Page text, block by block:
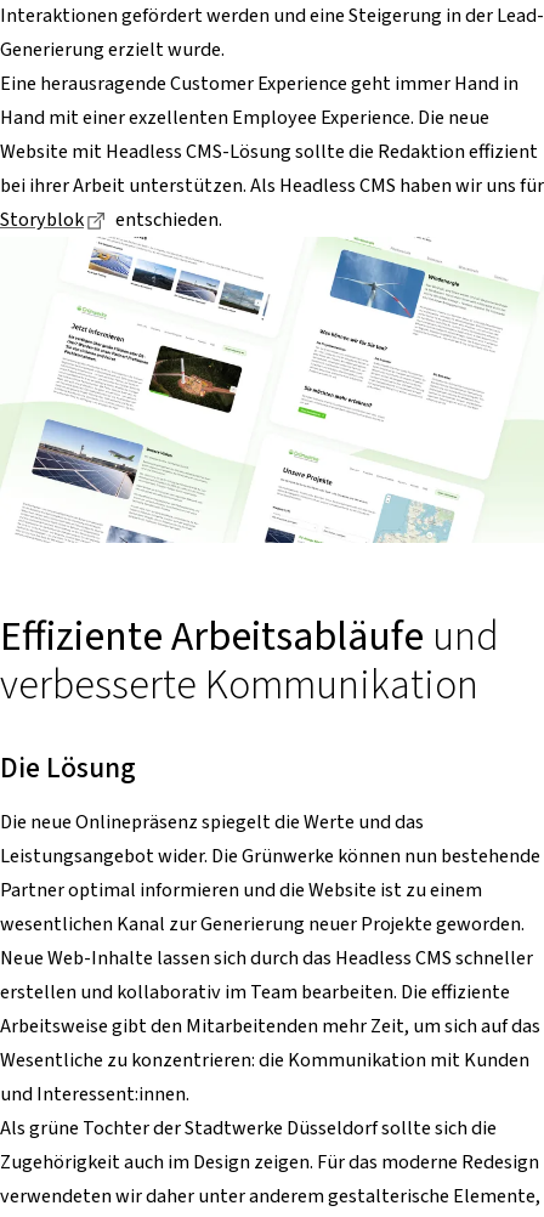
Interaktionen gefördert werden und eine Steigerung in der Lead-
Generierung erzielt wurde.
Eine herausragende Customer Experience geht immer Hand in
Hand mit einer exzellenten Employee Experience. Die neue
Website mit Headless CMS-Lösung sollte die Redaktion effizient
bei ihrer Arbeit unterstützen. Als Headless CMS haben wir uns für
Storyblok
Dieser Link führt zu einer externen Seite
entschieden.
Effiziente Arbeitsabläufe und
verbesserte Kommunikation
Die Lösung
Die neue Onlinepräsenz spiegelt die Werte und das
Leistungsangebot wider. Die Grünwerke können nun bestehende
Partner optimal informieren und die Website ist zu einem
wesentlichen Kanal zur Generierung neuer Projekte geworden.
Neue Web-Inhalte lassen sich durch das Headless CMS schneller
erstellen und kollaborativ im Team bearbeiten. Die effiziente
Arbeitsweise gibt den Mitarbeitenden mehr Zeit, um sich auf das
Wesentliche zu konzentrieren: die Kommunikation mit Kunden
und Interessent:innen.
Als grüne Tochter der Stadtwerke Düsseldorf sollte sich die
Zugehörigkeit auch im Design zeigen. Für das moderne Redesign
verwendeten wir daher unter anderem gestalterische Elemente,